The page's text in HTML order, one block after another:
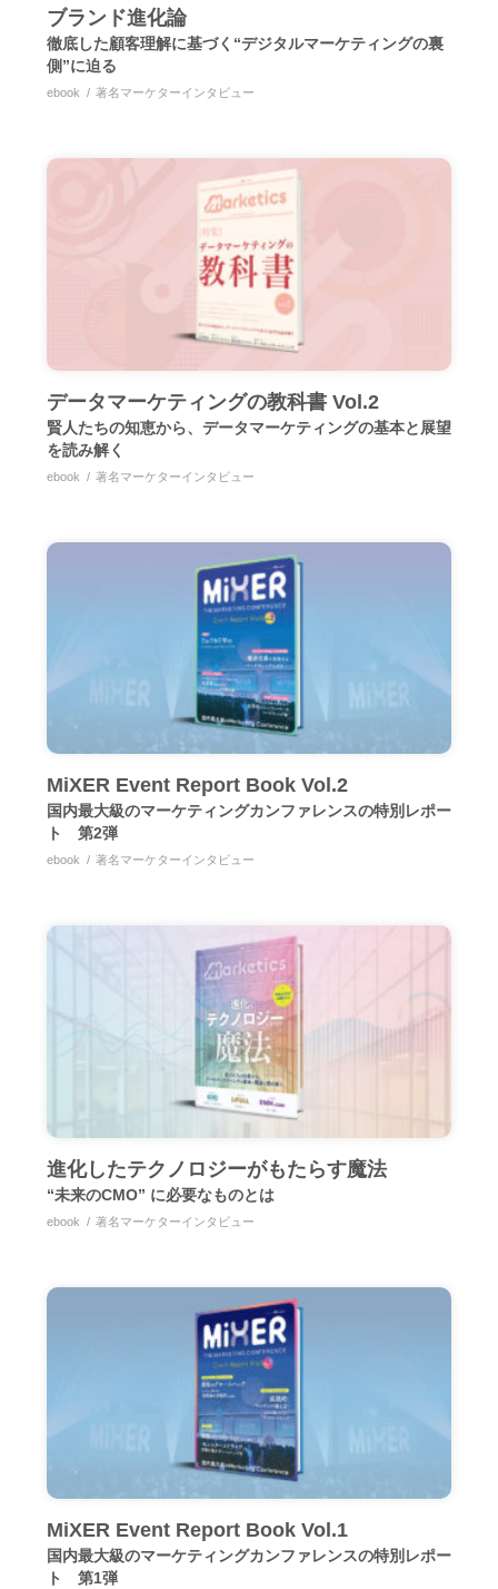
ブランド進化論
徹底した顧客理解に基づく“デジタルマーケティングの裏
側”に迫る
ebook 著名マーケターインタビュー
データマーケティングの教科書 Vol.2
賢人たちの知恵から、データマーケティングの基本と展望
を読み解く
ebook 著名マーケターインタビュー
MiXER Event Report Book Vol.2
国内最大級のマーケティングカンファレンスの特別レポー
ト 第2弾
ebook 著名マーケターインタビュー
進化したテクノロジーがもたらす魔法
“未来のCMO” に必要なものとは
ebook 著名マーケターインタビュー
MiXER Event Report Book Vol.1
国内最大級のマーケティングカンファレンスの特別レポー
ト 第1弾